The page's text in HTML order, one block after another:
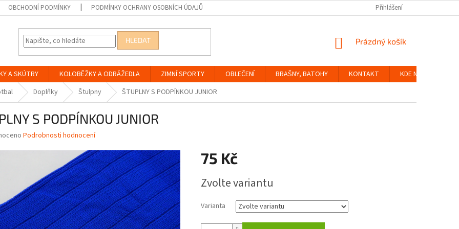
OBCHODNÍ PODMÍNKY PODMÍNKY OCHRANY OSOBNÍCH ÚDAJŮ Přihlášení
HLEDAT
NÁKUPNÍ
Prázdný košík
A SKÚTRY KOLOBĚŽKY A ODRÁŽEDLA ZIMNÍ SPORTY OBLEČENÍ BRAŠNY, BATOHY KONTAKT
KDE NÁS NAJDETE
Doplňky Štulpny ŠTUPLNY S PODPÍNKOU JUNIOR
S PODPÍNKOU JUNIOR
Podrobnosti hodnocení
75 Kč
cena:
Zvolte variantu
Varianta